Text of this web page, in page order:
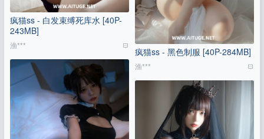
疯猫ss - 白发束缚死库水 [40P-
243MB]
渔***
疯猫ss - 黑色制服 [40P-284MB]
渔***